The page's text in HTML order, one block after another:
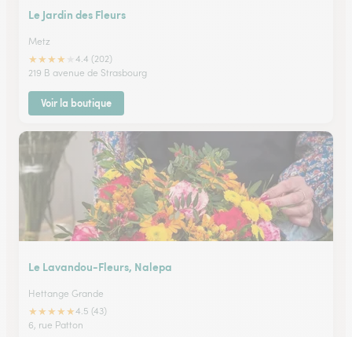
Le Jardin des Fleurs
Metz
★★★★
4.4 (202)
219 B avenue de Strasbourg
Voir la boutique
Le Lavandou-Fleurs, Nalepa
Hettange Grande
★★★★★4.5 (43)
6, rue Patton